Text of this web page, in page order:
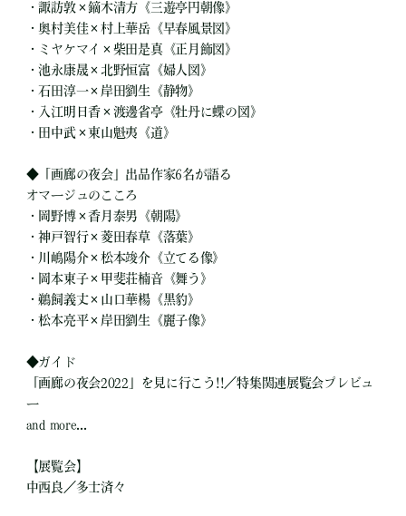
・諏訪敦×鏑木清方《三遊亭円朝像》
・奥村美佳×村上華岳《早春風景図》
・ミヤケマイ×柴田是真《正月飾図》
・池永康晟×北野恒富《婦人図》
・石田淳一×岸田劉生《静物》
・入江明日香×渡邊省亭《牡丹に蝶の図》
・田中武×東山魁夷《道》
◆「画廊の夜会」出品作家6名が語る
オマージュのこころ
・岡野博×香月泰男《朝陽》
・神戸智行×菱田春草《落葉》
・川嶋陽介×松本竣介《立てる像》
・岡本東子×甲斐荘楠音《舞う》
・鵜飼義丈×山口華楊《黒豹》
・松本亮平×岸田劉生《麗子像》
◆ガイド
「画廊の夜会2022」を見に行こう!!／特集関連展覧会プレビュ
ー
and more...
【展覧会】
中西良／多士済々